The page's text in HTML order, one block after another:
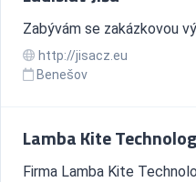
Zabývám se zakázkovou
http://jisacz.eu
Benešov
Lamba Kite
Firma Lamba Kite